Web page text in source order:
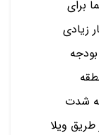
برای
زیادی
به شدت
ویلا